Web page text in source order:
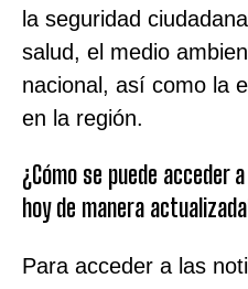
la seguridad
salud, el medio
nacional, así como la
en la región.
¿Cómo se puede acceder
hoy de manera
Para acceder a las